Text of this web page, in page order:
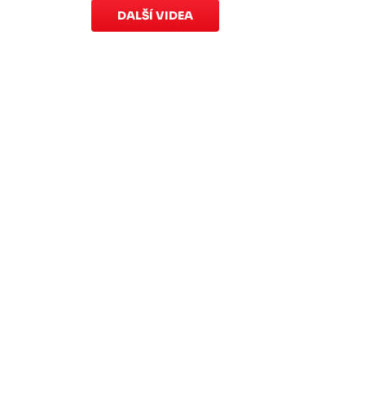
na pomoc předčasně narozeným
dětem.Charitativní aukce
DALŠÍ VIDEA